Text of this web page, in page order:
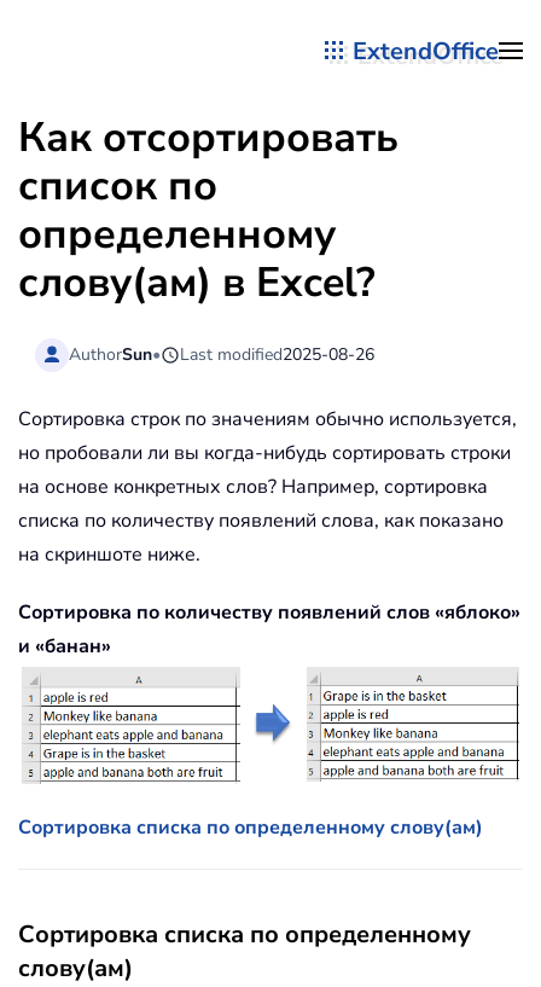
ExtendOffice
Как отсортировать
список по
определенному
слову(ам) в Excel?
AuthorSun• Last modified2025-08-26
Сортировка строк по значениям обычно используется,
но пробовали ли вы когда-нибудь сортировать строки
на основе конкретных слов? Например, сортировка
списка по количеству появлений слова, как показано
на скриншоте ниже.
Сортировка по количеству появлений слов «яблоко»
и «банан»
Сортировка списка по определенному слову(ам)
Сортировка списка по определенному
слову(ам)